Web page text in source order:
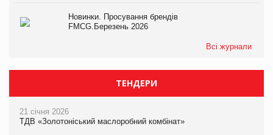
Новинки. Просування брендів
FMCG.Березень 2026
Всі журнали
ТЕНДЕРИ
21 січня 2026
ТДВ «Золотоніський маслоробний комбінат»